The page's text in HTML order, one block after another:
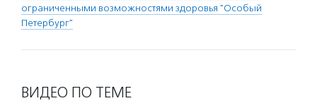
ограниченными возможностями здоровья "Особый
Петербург"
ВИДЕО ПО ТЕМЕ